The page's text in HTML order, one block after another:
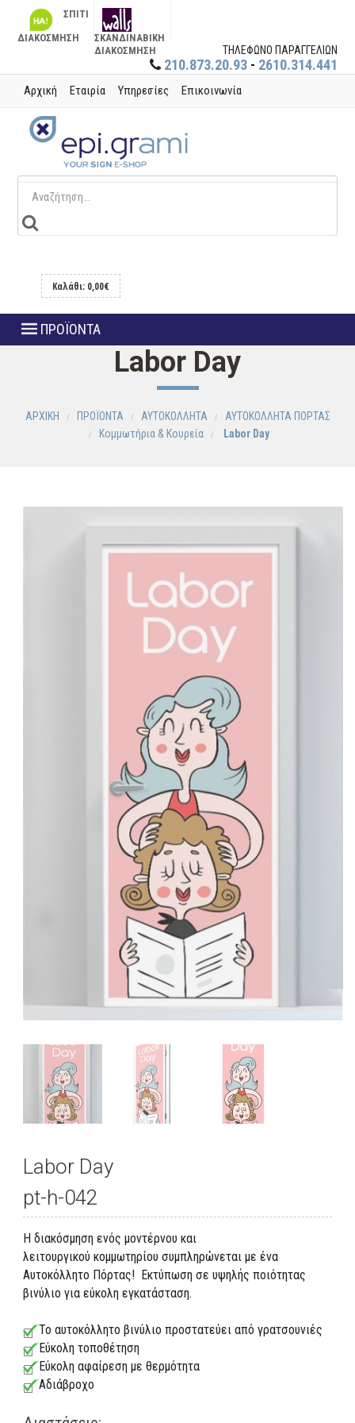
ΣΠΙΤΙ
ΔΙΑΚΟΣΜΗΣΗ
ΣΚΑΝΔΙΝΑΒΙΚΗ
ΔΙΑΚΟΣΜΗΣΗ
ΤΗΛΕΦΩΝΟ ΠΑΡΑΓΓΕΛΙΩΝ
210.873.20.93 - 2610.314.441
Αρχική Εταιρία Υπηρεσίες Επικοινωνία
Καλάθι: 0,00€
ΠΡΟΪΟΝΤΑ
Labor Day
ΑΡΧΙΚΗ ΠΡΟΪΟΝΤΑ ΑΥΤΟΚΟΛΛΗΤΑ
ΑΥΤΟΚΟΛΛΗΤΑ ΠΟΡΤΑΣ
Κομμωτήρια & Κουρεία
Labor Day
Labor Day
pt-h-042
Η διακόσμηση ενός μοντέρνου και
λειτουργικού κομμωτηρίου συμπληρώνεται με ένα
Αυτοκόλλητο Πόρτας! Εκτύπωση σε υψηλής ποιότητας
βινύλιο για εύκολη εγκατάσταση.
Το αυτοκόλλητο βινύλιο προστατεύει από γρατσουνιές
Εύκολη τοποθέτηση
Εύκολη αφαίρεση με θερμότητα
Αδιάβροχο